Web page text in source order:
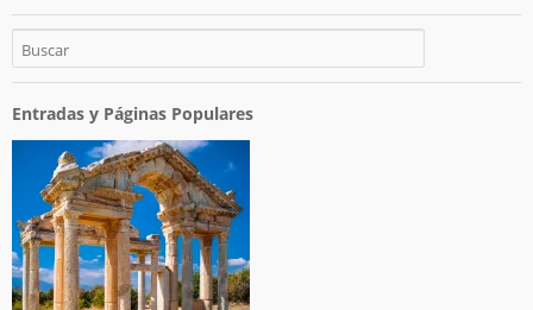
Entradas y Páginas Populares